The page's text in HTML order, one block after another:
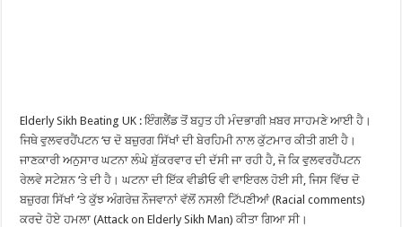
Elderly Sikh Beating UK : ਇੰਗਲੈਂਡ ਤੋਂ ਬਹੁਤ ਹੀ ਮੰਦਭਾਗੀ ਖ਼ਬਰ ਸਾਹਮਣੇ ਆਈ ਹੈ।
ਜਿਥੇ ਵੁਲਵਰਹੈਂਪਟਨ ‘ਚ ਦੋ ਬਜ਼ੁਰਗ ਸਿੱਖਾਂ ਦੀ ਬੇਰਹਿਮੀ ਨਾਲ ਕੁੱਟਮਾਰ ਕੀਤੀ ਗਈ ਹੈ।
ਜਾਣਕਾਰੀ ਅਨੁਸਾਰ ਘਟਨਾ ਲੰਘੇ ਸ਼ੁੱਕਰਵਾਰ ਦੀ ਦੱਸੀ ਜਾ ਰਹੀ ਹੈ, ਜੋ ਕਿ ਵੁਲਵਰਹੈਂਪਟਨ
ਰੇਲਵੇ ਸਟੇਸ਼ਨ ‘ਤੇ ਦੀ ਹੈ। ਘਟਨਾ ਦੀ ਇੱਕ ਵੀਡੀਓ ਵੀ ਵਾਇਰਲ ਹੋਈ ਸੀ, ਜਿਸ ਵਿੱਚ ਦੋ
ਬਜ਼ੁਰਗ ਸਿੱਖਾਂ ‘ਤੇ ਕੁੱਝ ਅੰਗਰੇਜ਼ ਨੌਜਵਾਨਾਂ ਵੱਲੋਂ ਨਸਲੀ ਟਿੱਪਣੀਆਂ (Racial comments)
ਕਰਦੇ ਹੋਏ ਹਮਲਾ (Attack on Elderly Sikh Man) ਕੀਤਾ ਗਿਆ ਸੀ।